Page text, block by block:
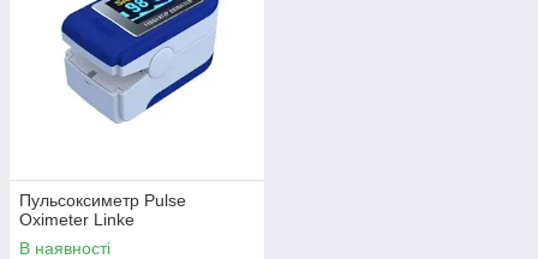
Пульсоксиметр Pulse
Oximeter Linke
В наявності